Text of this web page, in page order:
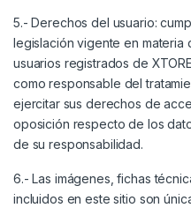
5.- Derechos del usuario:
legislación vigente en
usuarios registrados de
como responsable del
ejercitar sus derechos de
oposición respecto de los
de su responsabilidad.
6.- Las imágenes, fichas
incluidos en este sitio son